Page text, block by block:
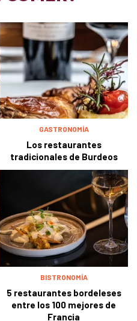
GASTRONOMÍA
Los restaurantes
tradicionales de Burdeos
BISTRONOMÍA
5 restaurantes bordeleses
entre los 100 mejores de
Francia